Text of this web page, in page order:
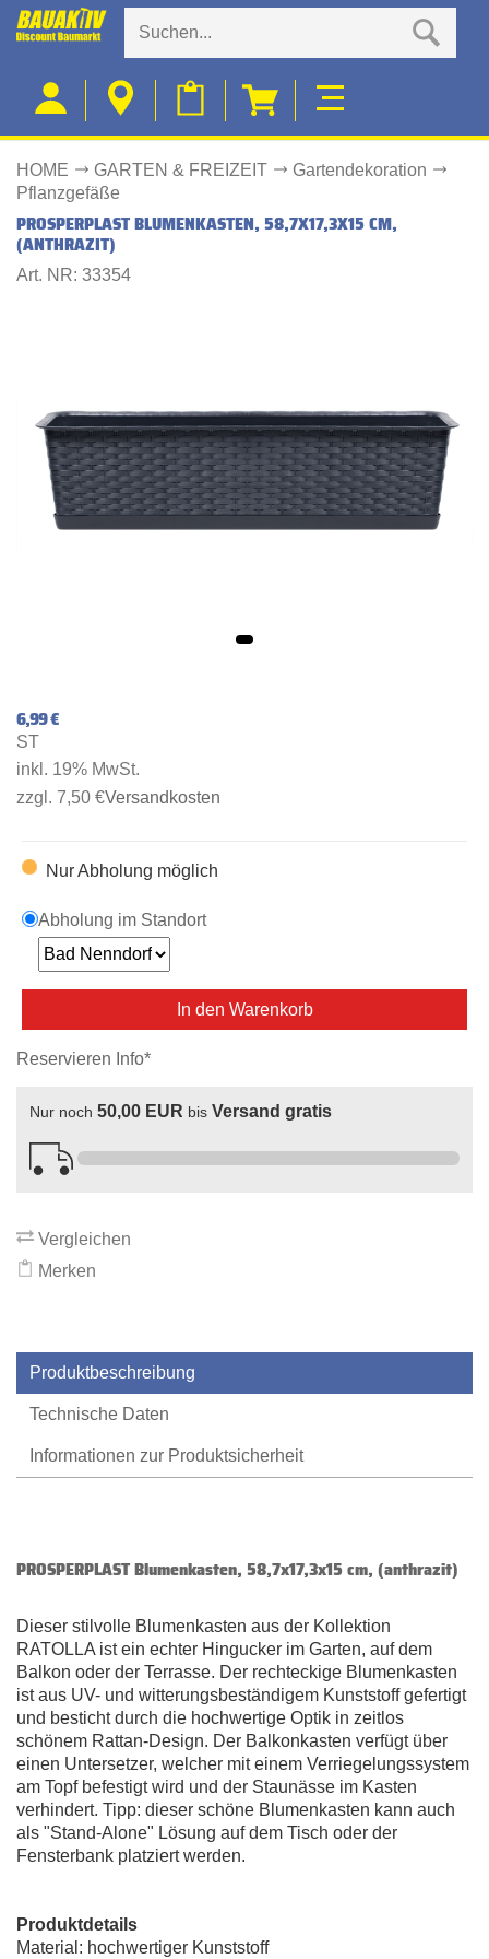
HOME GARTEN & FREIZEIT
Gartendekoration
Pflanzgefäße
PROSPERPLAST BLUMENKASTEN, 58,7X17,3X15 CM,
(ANTHRAZIT)
Art. NR: 33354
6,99 €
ST
inkl. 19% MwSt.
zzgl. 7,50 €Versandkosten
Nur Abholung möglich
Abholung im Standort
In den Warenkorb
Reservieren Info*
Nur noch 50,00 EUR bis Versand gratis
Vergleichen
Merken
Produktbeschreibung
Technische Daten
Informationen zur Produktsicherheit
PROSPERPLAST Blumenkasten, 58,7x17,3x15 cm, (anthrazit)
Dieser stilvolle Blumenkasten aus der Kollektion
RATOLLA ist ein echter Hingucker im Garten, auf dem
Balkon oder der Terrasse. Der rechteckige Blumenkasten
ist aus UV- und witterungsbeständigem Kunststoff gefertigt
und besticht durch die hochwertige Optik in zeitlos
schönem Rattan-Design. Der Balkonkasten verfügt über
einen Untersetzer, welcher mit einem Verriegelungssystem
am Topf befestigt wird und der Staunässe im Kasten
verhindert. Tipp: dieser schöne Blumenkasten kann auch
als "Stand-Alone" Lösung auf dem Tisch oder der
Fensterbank platziert werden.
Produktdetails
Material: hochwertiger Kunststoff